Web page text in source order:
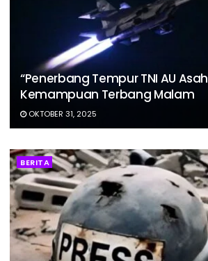
“Penerbang Tempur TNI AU Asah
Kemampuan Terbang Malam
OKTOBER 31, 2025
BERITA